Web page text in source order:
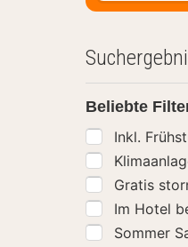
Beliebte
Inkl.
Gratis
Im Hotel
Sommer